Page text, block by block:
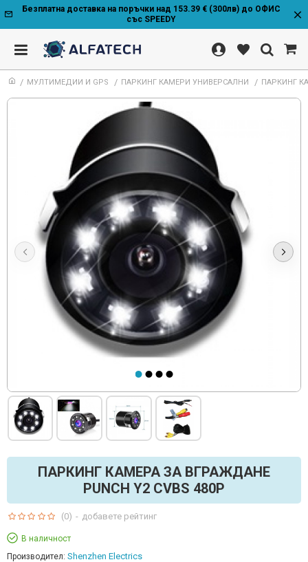
Безплатна доставка на поръчки над 153.39 € (300лв) до ОФИС
със SPEEDY
МУЛТИМЕДИИ И GPS ПАРКИНГ КАМЕРИ УНИВЕРСАЛНИ ПАРКИНГ
ПАРКИНГ КАМЕРА ЗА ВГРАЖДАНЕ
PUNCH Y2 CVBS 480P
В наличност
Производител: Shenzhen Electrics
(0) - добавете рейтинг